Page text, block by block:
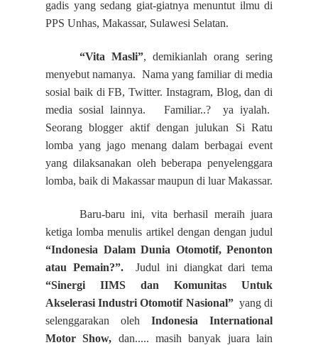
gadis yang sedang giat-giatnya menuntut ilmu di
PPS Unhas, Makassar, Sulawesi Selatan.
“Vita Masli”, demikianlah orang sering
menyebut namanya. Nama yang familiar di media
sosial baik di FB, Twitter. Instagram, Blog, dan di
media sosial lainnya. Familiar..? ya iyalah.
Seorang blogger aktif dengan julukan Si Ratu
lomba yang jago menang dalam berbagai event
yang dilaksanakan oleh beberapa penyelenggara
lomba, baik di Makassar maupun di luar Makassar.
Baru-baru ini, vita berhasil meraih juara
ketiga lomba menulis artikel dengan dengan judul
“Indonesia Dalam Dunia Otomotif, Penonton
atau Pemain?”.Judul ini diangkat dari tema
“Sinergi IIMS dan Komunitas Untuk
Akselerasi Industri Otomotif Nasional”yang di
selenggarakan oleh Indonesia International
Motor Show, dan..... masih banyak juara lain